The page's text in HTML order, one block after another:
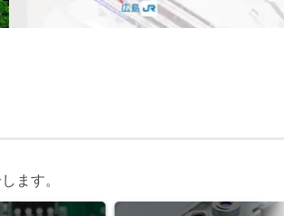
ます。